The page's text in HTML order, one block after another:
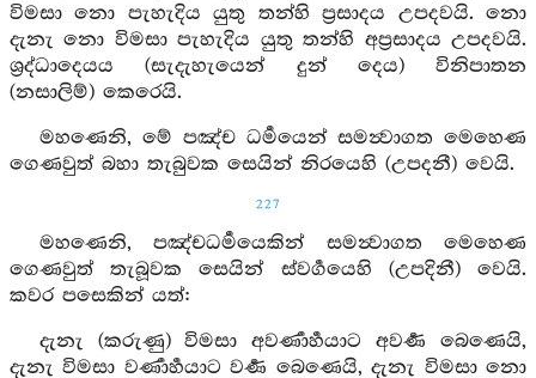
විමසා නො පැහැදිය යුතු තන්හි ප්‍රසාදය උපදවයි. නො
දැනැ නො විමසා පැහැදිය යුතු තන්හි අප්‍රසාදය උපදවයි.
ශ්‍රද්ධාදෙයය (සැදැහැයෙන් දුන් දෙය) විනිපාතන
(නසාලිම්) කෙරෙයි.
මහණෙනි, මේ පඤ්ච ධර්‍මයෙන් සමන්‍වාගත මෙහෙණ
ගෙණවුත් බහා තැබුවක සෙයින් නිරයෙහි (උපදනී) වෙයි.
227
මහණෙනි, පඤ්චධර්‍මයෙකින් සමන්‍වාගත මෙහෙණ
ගෙණවුත් තැබූවක සෙයින් ස්වර්‍ගයෙහි (උපදිනී) වෙයි.
කවර පසෙකින් යත්:
දැනැ (කරුණු) විමසා අවර්‍ණාර්‍හයාට අවර්‍ණ බෙණෙයි,
දැනැ විමසා වර්‍ණාර්‍හයාට වර්‍ණ බෙණෙයි, දැනැ විමසා නො